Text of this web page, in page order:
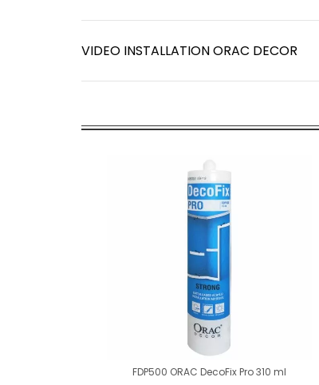
VIDEO INSTALLATION ORAC DECOR
FDP500 ORAC DecoFix Pro 310 ml